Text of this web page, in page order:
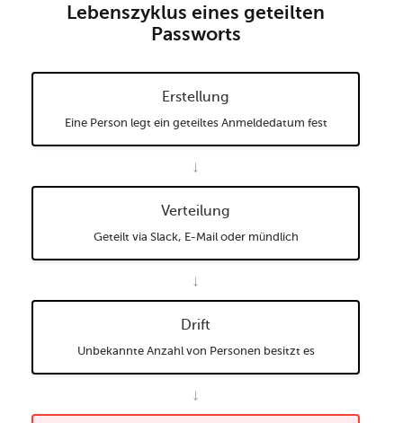
Lebenszyklus eines geteilten
Passworts
Erstellung
Eine Person legt ein geteiltes Anmeldedatum fest
↓
Verteilung
Geteilt via Slack, E-Mail oder mündlich
↓
Drift
Unbekannte Anzahl von Personen besitzt es
↓